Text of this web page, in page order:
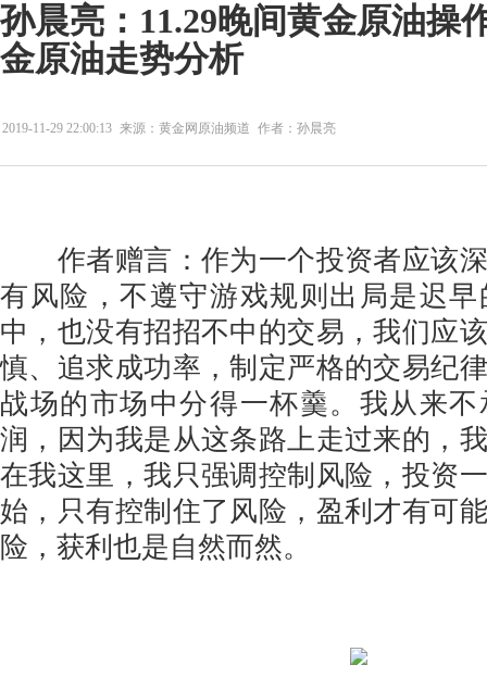
孙晨亮：11.29晚间黄金原油操
金原油走势分析
2019-11-29 22:00:13 来源：黄金网原油频道 作者：孙晨亮
作者赠言：作为一个投资者应该深
有风险，不遵守游戏规则出局是迟
中，也没有招招不中的交易，我们应
慎、追求成功率，制定严格的交易纪
战场的市场中分得一杯羹。我从来
润，因为我是从这条路上走过来的，
在我这里，我只强调控制风险，投资
始，只有控制住了风险，盈利才有可
险，获利也是自然而然。